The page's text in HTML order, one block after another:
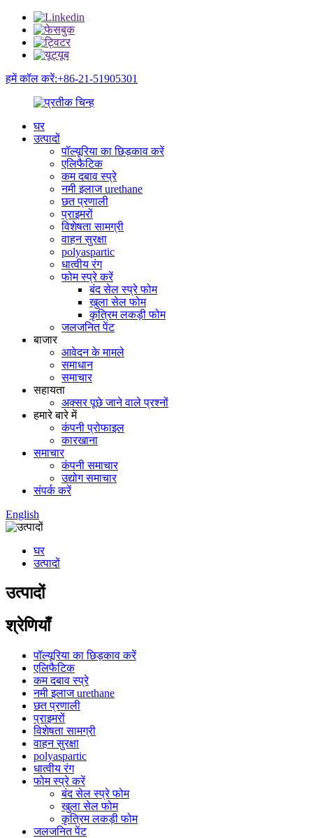
हमें कॉल करें:+86-21-51905301
घर
उत्पादों
पॉल्यूरिया का छिड़काव करें
एलिफैटिक
कम दबाव स्प्रे
नमी इलाज urethane
छत प्रणाली
प्राइमरों
विशेषता सामग्री
वाहन सुरक्षा
polyaspartic
धात्वीय रंग
फोम स्प्रे करें
बंद सेल स्प्रे फोम
खुला सेल फोम
कृत्रिम लकड़ी फोम
जलजनित पेंट
बाजार
आवेदन के मामले
समाधान
समाचार
सहायता
अक्सर पूछे जाने वाले प्रश्नों
हमारे बारे में
कंपनी प्रोफाइल
कारखाना
समाचार
कंपनी समाचार
उद्योग समाचार
संपर्क करें
English
घर
उत्पादों
उत्पादों
श्रेणियाँ
पॉल्यूरिया का छिड़काव करें
एलिफैटिक
कम दबाव स्प्रे
नमी इलाज urethane
छत प्रणाली
प्राइमरों
विशेषता सामग्री
वाहन सुरक्षा
polyaspartic
धात्वीय रंग
फोम स्प्रे करें
बंद सेल स्प्रे फोम
खुला सेल फोम
कृत्रिम लकड़ी फोम
जलजनित पेंट